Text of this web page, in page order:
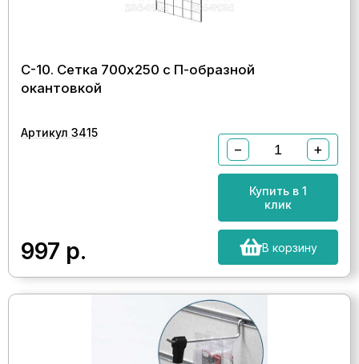
С-10. Сетка 700x250 с П-образной
окантовкой
Артикул 3415
997 р.
− +
Купить в 1
клик
В корзину